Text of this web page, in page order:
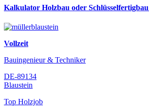
Kalkulator Holzbau oder Schlüsselfertigbau
Vollzeit
Bauingenieur & Techniker
DE-89134
Blaustein
Top Holzjob